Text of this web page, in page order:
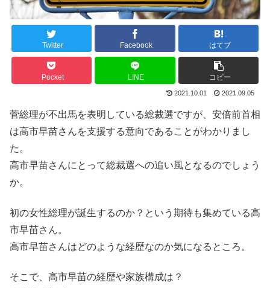
Twitter Facebook はてブ
Pocket LINE コピー
2021.10.01 2021.09.05
菅総理が不出馬を表明している総裁選ですが、安倍前首相
は高市早苗さんを支援する意向であることがわかりまし
た。
高市早苗さんにとって総裁選への追い風となるのでしょう
か。
初の女性総理が誕生するのか？という期待も集めている高
市早苗さん。
高市早苗さんはどのような経歴なのか気になるところ。
そこで、高市早苗の経歴や家族構成は？